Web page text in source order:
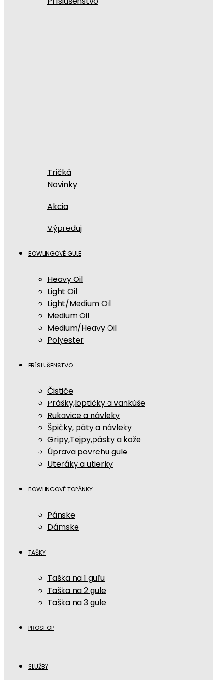
Tričká
Novinky
Akcia
Výpredaj
BOWLINGOVÉ GULE
Heavy Oil
Light Oil
Light/Medium Oil
Medium Oil
Medium/Heavy Oil
Polyester
PRÍSLUŠENSTVO
Čističe
Prášky,loptičky a vankúše
Rukavice a návleky
Špičky, päty a návleky
Gripy,Tejpy,pásky a kože
Úprava povrchu gule
Uteráky a utierky
BOWLINGOVÉ TOPÁNKY
Pánske
Dámske
TAŠKY
Taška na 1 guľu
Taška na 2 gule
Taška na 3 gule
PROSHOP
SLUŽBY